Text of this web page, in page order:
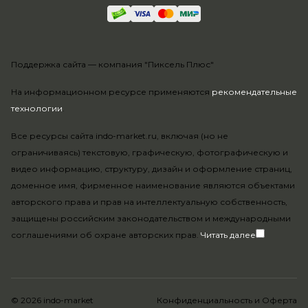
На информационном ресурсе применяются рекомендательные
технологии.
Все ресурсы сайта indo-market.ru, включая (но не
ограничиваясь) текстовую, графическую, фотографическую и
видео информацию, структуру, дизайн и оформление страниц,
доменное имя, фирменное наименование являются объектами
авторского права и прав на интеллектуальную собственность,
защищены российским законодательством и международными
соглашениями об охране авторских прав. Читать далее
Поддержка сайта — компания "Пиксель Плюс"
© 2026 indo-market Конфиденциальность и Оферта